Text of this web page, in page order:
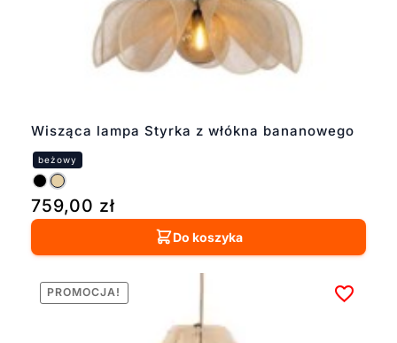
Wisząca lampa Styrka z włókna bananowego
759,00 zł
Do koszyka
PROMOCJA!